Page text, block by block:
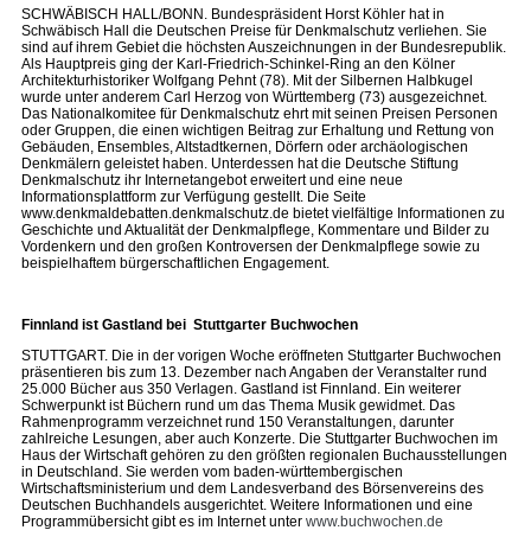
SCHWÄBISCH HALL/BONN. Bundespräsident Horst Köhler hat in
Schwäbisch Hall die Deutschen Preise für Denkmalschutz verliehen. Sie
sind auf ihrem Gebiet die höchsten Auszeichnungen in der Bundesrepublik.
Als Hauptpreis ging der Karl-Friedrich-Schinkel-Ring an den Kölner
Architekturhistoriker Wolfgang Pehnt (78). Mit der Silbernen Halbkugel
wurde unter anderem Carl Herzog von Württemberg (73) ausgezeichnet.
Das Nationalkomitee für Denkmalschutz ehrt mit seinen Preisen Personen
oder Gruppen, die einen wichtigen Beitrag zur Erhaltung und Rettung von
Gebäuden, Ensembles, Altstadtkernen, Dörfern oder archäologischen
Denkmälern geleistet haben. Unterdessen hat die Deutsche Stiftung
Denkmalschutz ihr Internetangebot erweitert und eine neue
Informationsplattform zur Verfügung gestellt. Die Seite
www.denkmaldebatten.denkmalschutz.de bietet vielfältige Informationen zu
Geschichte und Aktualität der Denkmalpflege, Kommentare und Bilder zu
Vordenkern und den großen Kontroversen der Denkmalpflege sowie zu
beispielhaftem bürgerschaftlichen Engagement.
Finnland ist Gastland bei Stuttgarter Buchwochen
STUTTGART. Die in der vorigen Woche eröffneten Stuttgarter Buchwochen
präsentieren bis zum 13. Dezember nach Angaben der Veranstalter rund
25.000 Bücher aus 350 Verlagen. Gastland ist Finnland. Ein weiterer
Schwerpunkt ist Büchern rund um das Thema Musik gewidmet. Das
Rahmenprogramm verzeichnet rund 150 Veranstaltungen, darunter
zahlreiche Lesungen, aber auch Konzerte. Die Stuttgarter Buchwochen im
Haus der Wirtschaft gehören zu den größten regionalen Buchausstellungen
in Deutschland. Sie werden vom baden-württembergischen
Wirtschaftsministerium und dem Landesverband des Börsenvereins des
Deutschen Buchhandels ausgerichtet. Weitere Informationen und eine
Programmübersicht gibt es im Internet unter www.buchwochen.de